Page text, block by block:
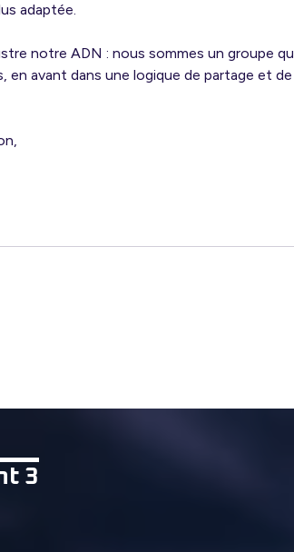
adaptée.
notre ADN : nous sommes un groupe
avant dans une logique de partage et
3